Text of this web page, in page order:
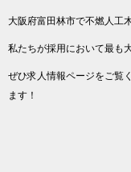
大阪府富田林市で不燃人工
私たちが採用において最も
ぜひ求人情報ページをご覧
ます！